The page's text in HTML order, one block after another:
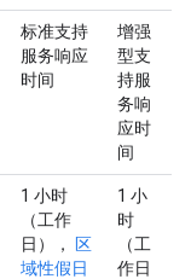
标准支持
服务响应
时间
增强
型支
持服
务响
应时
间
1 小时
（工作
日），
区
域性假日
1 小
时
（工
作日